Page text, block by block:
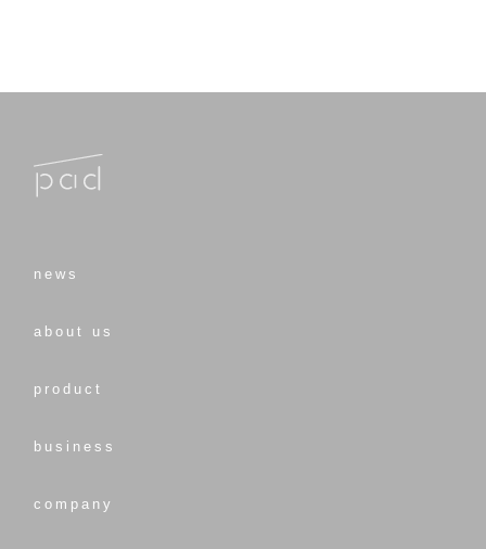
news
about us
product
business
company